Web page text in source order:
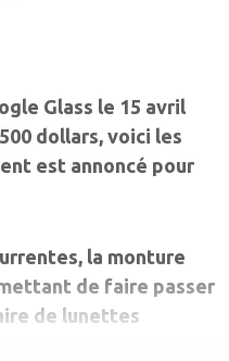
Glass le 15 avril
dollars, voici les
est annoncé pour
la monture
de faire passer
de lunettes